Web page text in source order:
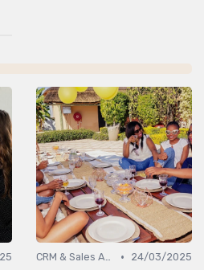
CRM & Sales Automation •
24/03/2025